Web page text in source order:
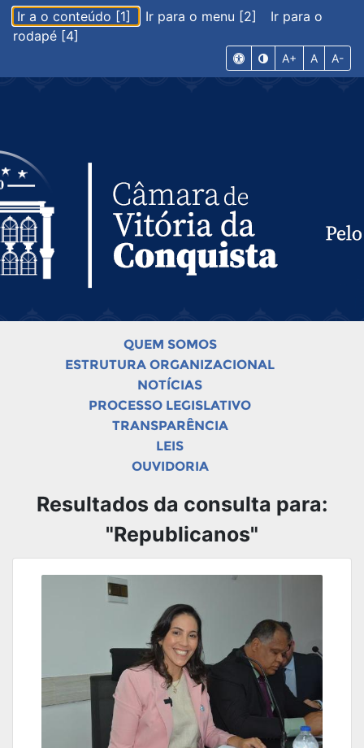
Ir a o conteúdo [1] Ir para o menu [2]
Ir para o
rodapé [4]
A+ A A-
QUEM SOMOS
ESTRUTURA ORGANIZACIONAL
NOTÍCIAS
PROCESSO LEGISLATIVO
TRANSPARÊNCIA
LEIS
OUVIDORIA
Resultados da consulta para:
"Republicanos"